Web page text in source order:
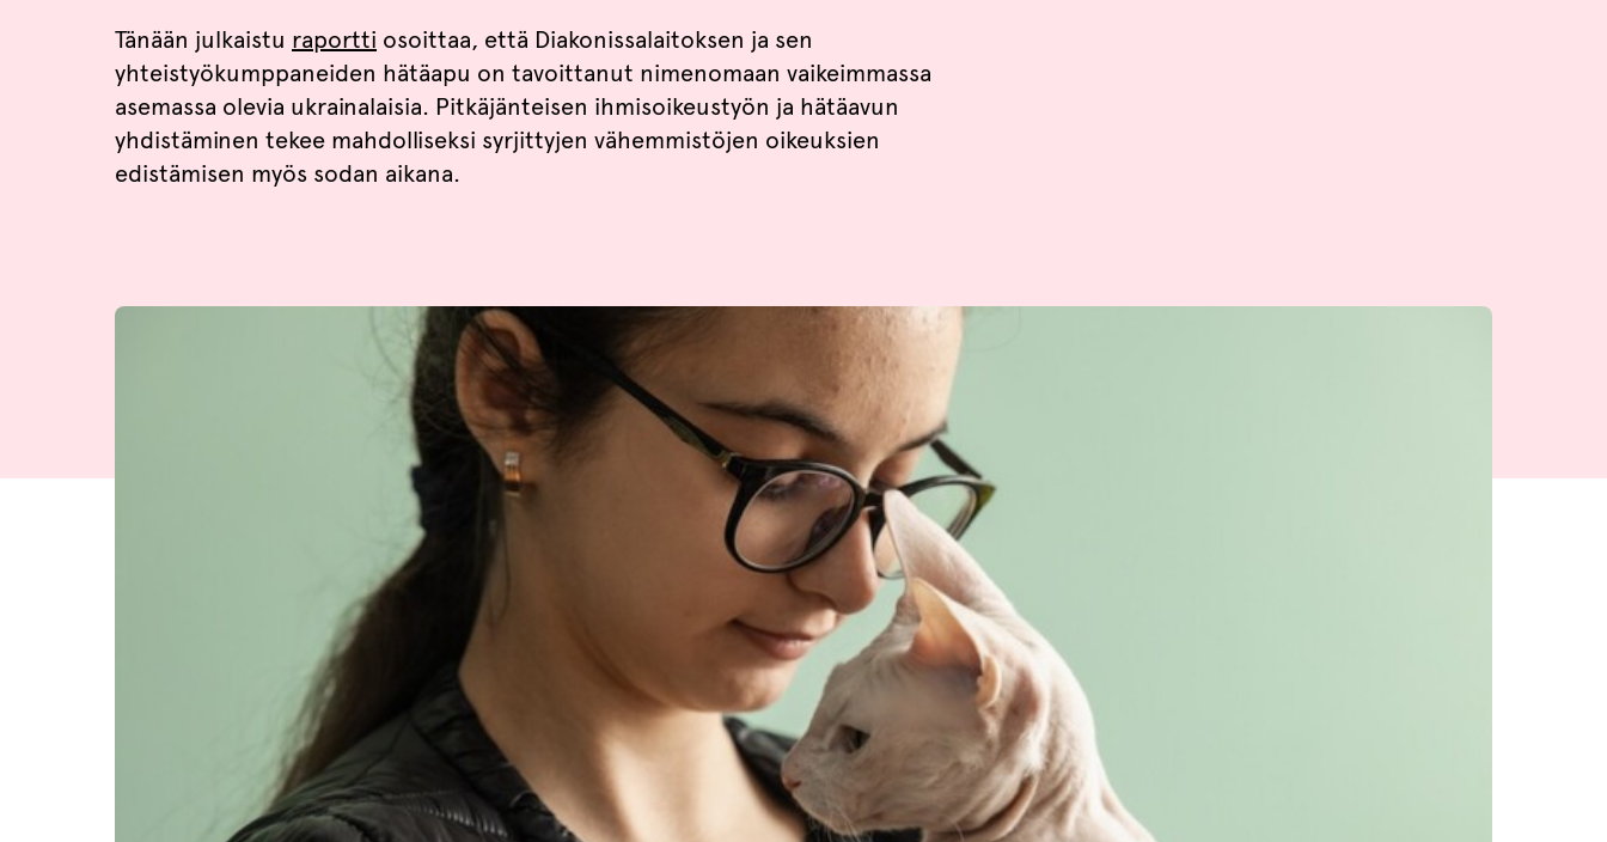
Tänään julkaistu raportti osoittaa, että Diakonissalaitoksen ja sen
yhteistyökumppaneiden hätäapu on tavoittanut nimenomaan vaikeimmassa
asemassa olevia ukrainalaisia. Pitkäjänteisen ihmisoikeustyön ja hätäavun
yhdistäminen tekee mahdolliseksi syrjittyjen vähemmistöjen oikeuksien
edistämisen myös sodan aikana.